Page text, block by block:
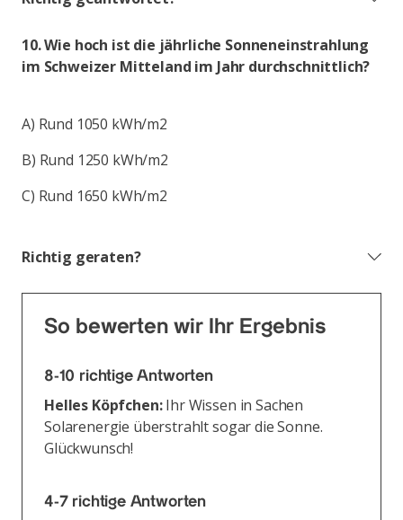
10. Wie hoch ist die jährliche Sonneneinstrahlung
im Schweizer Mitteland im Jahr durchschnittlich?
A) Rund 1050 kWh/m2
B) Rund 1250 kWh/m2
C) Rund 1650 kWh/m2
Richtig geraten?
So bewerten wir Ihr Ergebnis
8-10 richtige Antworten
Helles Köpfchen:Ihr Wissen in Sachen
Solarenergie überstrahlt sogar die Sonne.
Glückwunsch!
4-7 richtige Antworten